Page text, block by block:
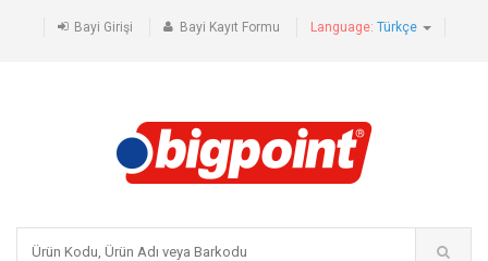
Bayi Girişi Bayi Kayıt Formu Language: Türkçe